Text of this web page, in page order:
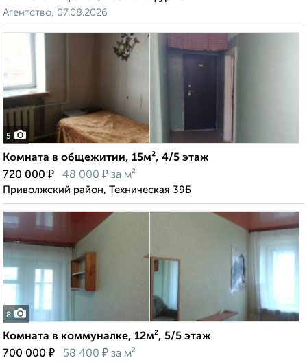
Агентство, 07.08.2026
5
Комната в общежитии, 15м², 4/5 этаж
720 000 ₽ 48 000 ₽ за м²
Приволжский район, Техническая 39Б
8
Комната в коммуналке, 12м², 5/5 этаж
700 000 ₽ 58 400 ₽ за м²